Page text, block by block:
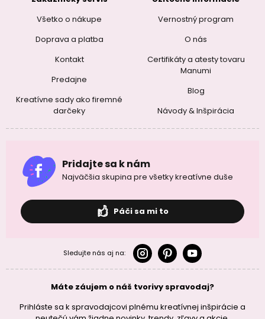
Všetko o nákupe
Doprava a platba
Kontakt
Predajne
Kreatívne sady ako firemné
darčeky
Vernostný program
O nás
Certifikáty a atesty tovaru
Manumi
Blog
Návody & Inšpirácia
Pridajte sa k nám
Najväčšia skupina pre všetky kreatívne duše
Páči sa mi to
Sledujte nás aj na:
Máte záujem o náš tvorivy spravodaj?
Prihláste sa k spravodajcovi plnému kreatívnej inšpirácie a